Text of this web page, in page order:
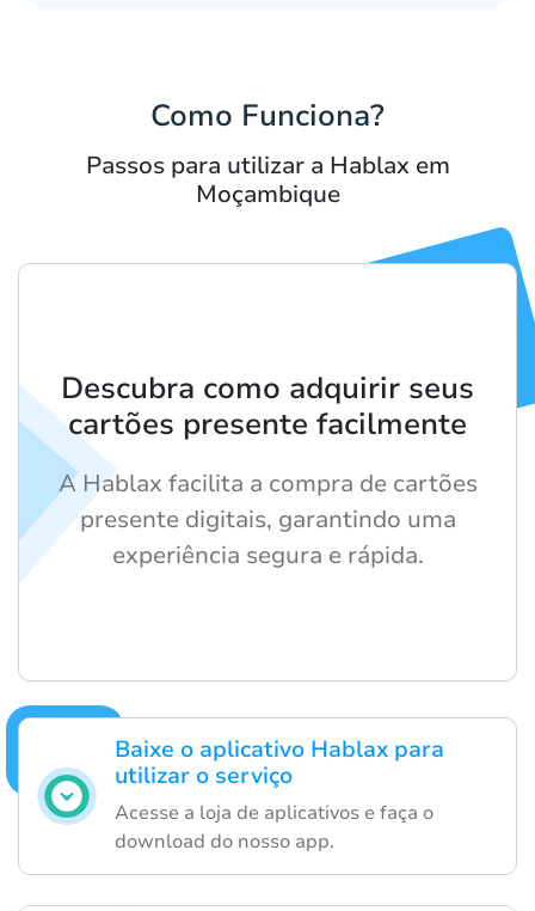
Como Funciona?
Passos para utilizar a Hablax em
Moçambique
Baixe o aplicativo Hablax para
utilizar o serviço
Acesse a loja de aplicativos e faça o
download do nosso app.
Descubra como adquirir seus
cartões presente facilmente
A Hablax facilita a compra de cartões
presente digitais, garantindo uma
experiência segura e rápida.